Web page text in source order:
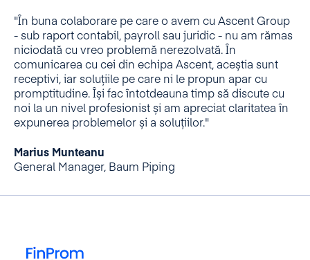
"În buna colaborare pe care o avem cu Ascent Group
- sub raport contabil, payroll sau juridic - nu am rămas
niciodată cu vreo problemă nerezolvată. În
comunicarea cu cei din echipa Ascent, aceștia sunt
receptivi, iar soluțiile pe care ni le propun apar cu
promptitudine. Își fac întotdeauna timp să discute cu
noi la un nivel profesionist și am apreciat claritatea în
expunerea problemelor și a soluțiilor."
Marius Munteanu
General Manager, Baum Piping